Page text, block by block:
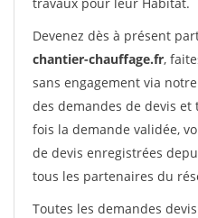
Devenez dès à présent
chantier-chauffage.fr,
sans engagement via
des demandes de devis
fois la demande validée,
de devis enregistrées
tous les partenaires du
Toutes les demandes